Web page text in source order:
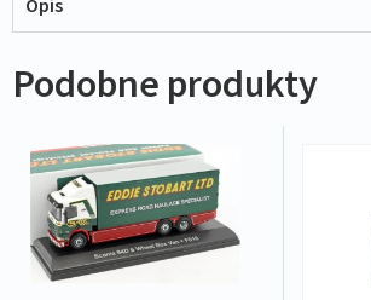
Podobne produkty